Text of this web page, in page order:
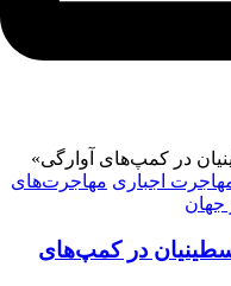
اجباری مهاجرت‌های
جهان
در کمپ‌های